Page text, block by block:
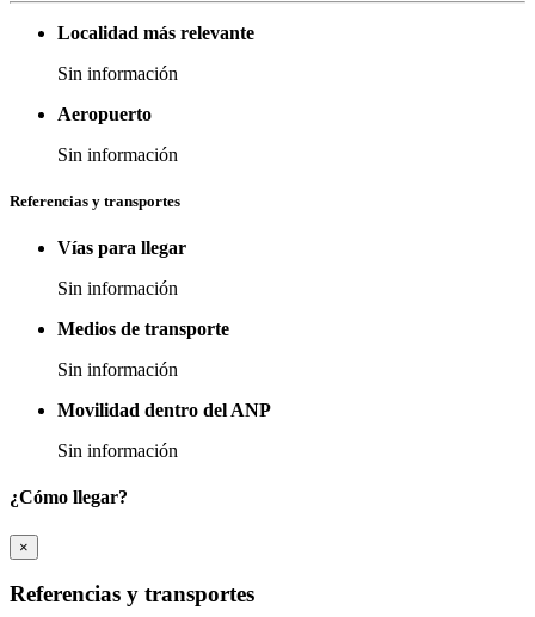
Localidad más relevante
Sin información
Aeropuerto
Sin información
Referencias y transportes
Vías para llegar
Sin información
Medios de transporte
Sin información
Movilidad dentro del ANP
Sin información
¿Cómo llegar?
×
Referencias y transportes